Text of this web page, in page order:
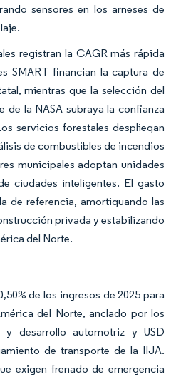
sensores en los arneses de
registran la CAGR más rápida
SMART financian la captura de
mientras que la selección del
de la NASA subraya la confianza
servicios forestales despliegan
de combustibles de incendios
municipales adoptan unidades
ciudades inteligentes. El gasto
de referencia, amortiguando las
privada y estabilizando
del Norte.
de los ingresos de 2025 para
del Norte, anclado por los
y desarrollo automotriz y USD
de transporte de la IIJA.
exigen frenado de emergencia